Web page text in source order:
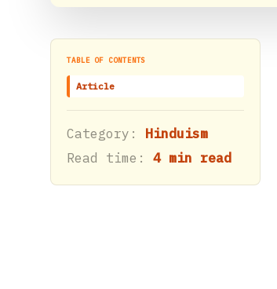
TABLE OF CONTENTS
Article
Category: Hinduism
Read time: 4 min read